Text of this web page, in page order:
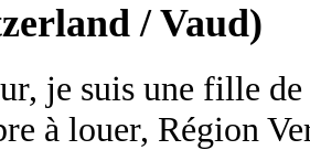
/ Vaud)
je suis une fille de
à louer, Région